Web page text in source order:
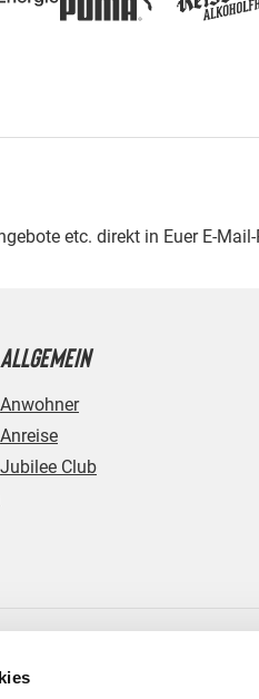
etc. direkt in Euer E-
ALLGEMEIN
Anwohner
Anreise
Jubilee Club